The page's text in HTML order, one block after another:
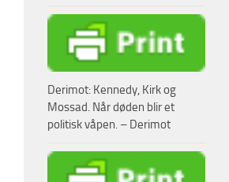
Derimot: Kennedy, Kirk og
Mossad. Når døden blir et
politisk våpen. – Derimot